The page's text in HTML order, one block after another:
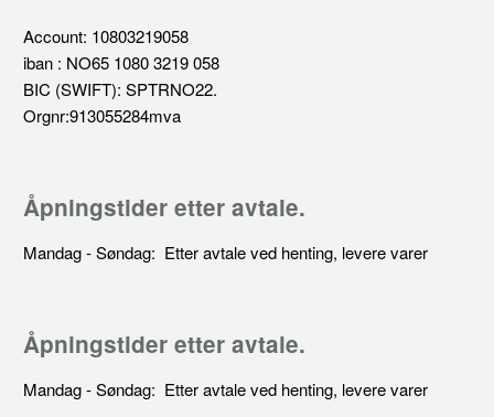
Account: 10803219058
iban : NO65 1080 3219 058
BIC (SWIFT): SPTRNO22.
Orgnr:913055284mva
Åpningstider etter avtale.
Mandag - Søndag: Etter avtale ved henting, levere varer
Åpningstider etter avtale.
Mandag - Søndag: Etter avtale ved henting, levere varer